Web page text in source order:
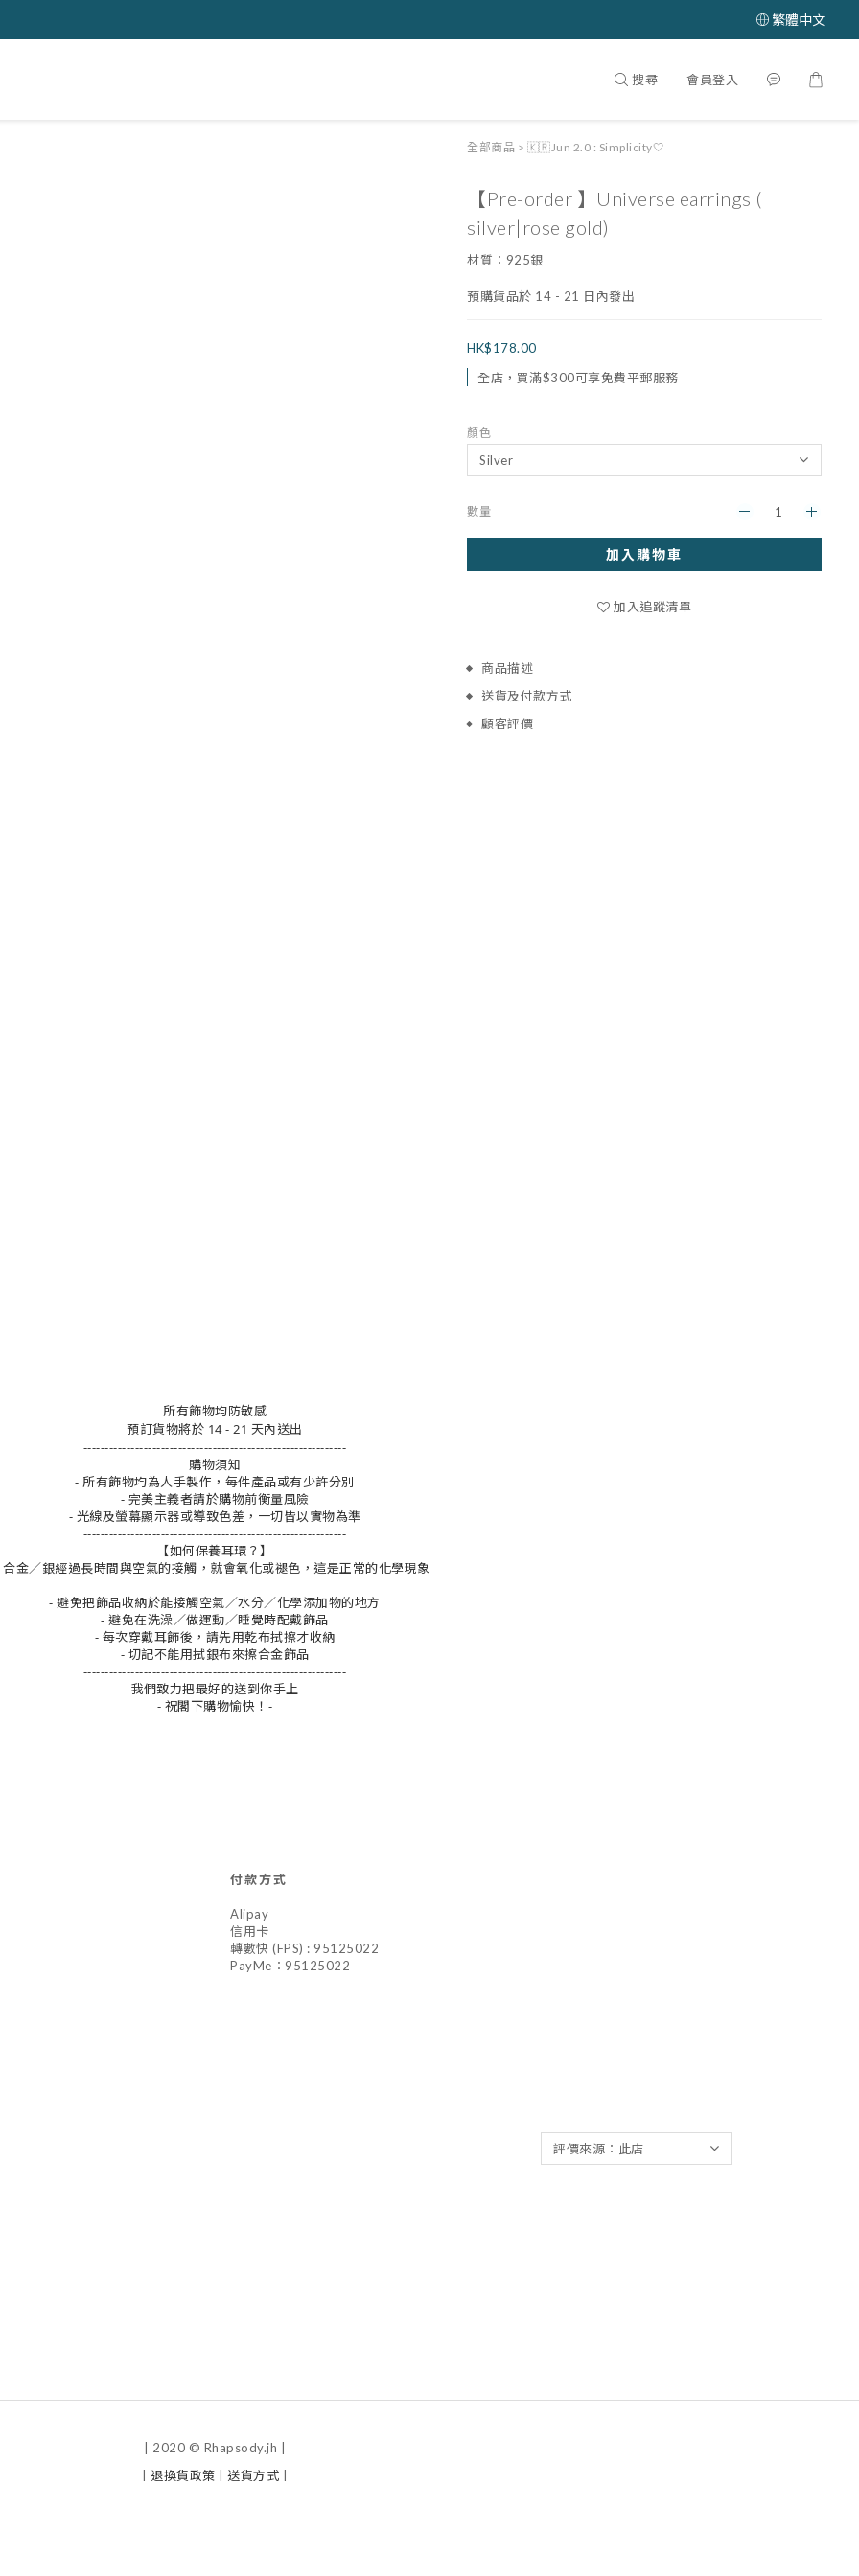
繁體中文
搜尋 會員登入
全部商品 > 🇰🇷Jun 2.0 : Simplicity🤍
【Pre-order 】Universe earrings (
silver|rose gold)
材質：925銀
預購貨品於 14 - 21 日內發出
HK$178.00
全店，買滿$300可享免費平郵服務
顏色
數量
加入購物車
加入追蹤清單
商品描述
送貨及付款方式
顧客評價
所有飾物均防敏感
預訂貨物將於 14 - 21 天內送出
-------------------------------------------------------------
購物須知
- 所有飾物均為人手製作，每件產品或有少許分別
- 完美主義者請於購物前衡量風險
- 光線及螢幕顯示器或導致色差，一切皆以實物為準
-------------------------------------------------------------
【如何保養耳環？】
合金／銀經過長時間與空氣的接觸，就會氧化或褪色，這是正常的化學現象
- 避免把飾品收納於能接觸空氣／水分／化學添加物的地方
- 避免在洗澡／做運動／睡覺時配戴飾品
- 每次穿戴耳飾後，請先用乾布拭擦才收納
- 切記不能用拭銀布來擦合金飾品
-------------------------------------------------------------
我們致力把最好的送到你手上
- 祝閣下購物愉快！-
付款方式
Alipay
信用卡
轉數快 (FPS) : 95125022
PayMe：95125022
| 2020 © Rhapsody.jh |
退換貨政策 送貨方式